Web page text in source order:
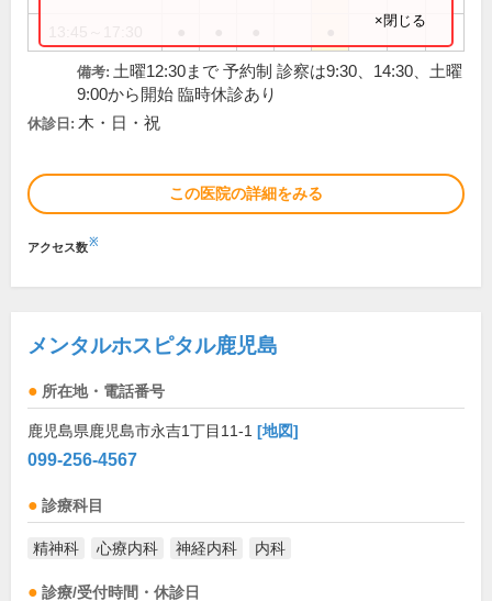
×閉じる
備考: 土曜12:30まで 予約制 診察は9:30、14:30、土曜
9:00から開始 臨時休診あり
休診日: 木・日・祝
この医院の詳細をみる
アクセス数※
メンタルホスピタル鹿児島
所在地・電話番号
鹿児島県鹿児島市永吉1丁目11-1 [地図]
099-256-4567
診療科目
精神科 心療内科 神経内科 内科
診療/受付時間・休診日